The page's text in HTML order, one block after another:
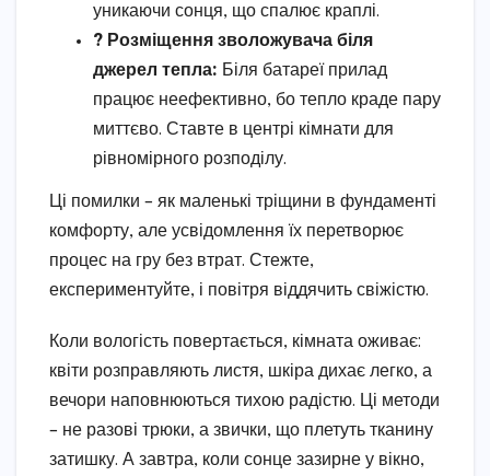
уникаючи сонця, що спалює краплі.
? Розміщення зволожувача біля
джерел тепла: Біля батареї прилад
працює неефективно, бо тепло краде пару
миттєво. Ставте в центрі кімнати для
рівномірного розподілу.
Ці помилки – як маленькі тріщини в фундаменті
комфорту, але усвідомлення їх перетворює
процес на гру без втрат. Стежте,
експериментуйте, і повітря віддячить свіжістю.
Коли вологість повертається, кімната оживає:
квіти розправляють листя, шкіра дихає легко, а
вечори наповнюються тихою радістю. Ці методи
– не разові трюки, а звички, що плетуть тканину
затишку. А завтра, коли сонце зазирне у вікно,